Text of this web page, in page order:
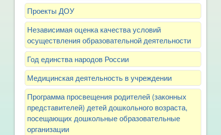
Проекты ДОУ
Независимая оценка качества условий
осуществления образовательной деятельности
Год единства народов России
Медицинская деятельность в учреждении
Программа просвещения родителей (законных
представителей) детей дошкольного возраста,
посещающих дошкольные образовательные
организации